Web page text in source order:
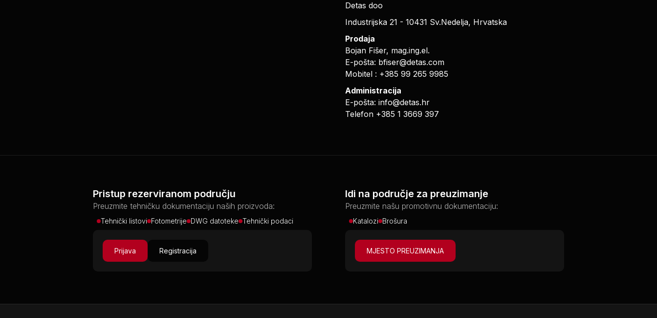
Detas doo
Industrijska 21 - 10431 Sv.Nedelja, Hrvatska
Prodaja
Bojan Fišer, mag.ing.el.
E-pošta: bfiser@detas.com
Mobitel : +385 99 265 9985
Administracija
E-pošta: info@detas.hr
Telefon +385 1 3669 397
Pristup rezerviranom području
Preuzmite tehničku dokumentaciju naših proizvoda:
Tehnički listovi Fotometrije DWG datoteke Tehnički podaci
Prijava Registracija
Idi na područje za preuzimanje
Preuzmite našu promotivnu dokumentaciju:
Katalozi Brošura
MJESTO PREUZIMANJA